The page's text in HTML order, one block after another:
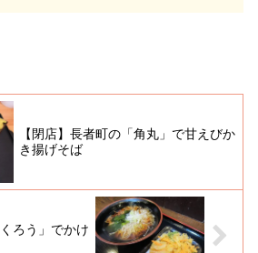
【閉店】長者町の「角丸」で甘えびか
き揚げそば
ろう」でかけ